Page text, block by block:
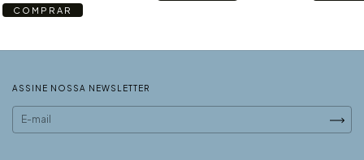
COMPRAR
ASSINE NOSSA NEWSLETTER